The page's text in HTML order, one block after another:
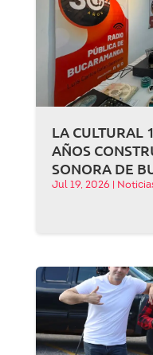
LA CULTURAL
AÑOS
SONORA DE
Jul 19, 2026